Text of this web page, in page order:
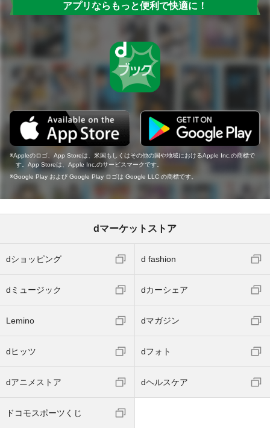
アプリならもっと便利で快適に！
Appleのロゴ、App Storeは、米国もしくはその他の国や地域におけるApple Inc.の商標で
す。App Storeは、Apple Inc.のサービスマークです。
Google Play および Google Play ロゴは Google LLC の商標です。
dマーケットストア
dショッピング d fashion
dミュージック dカーシェア
Lemino dマガジン
dヒッツ dフォト
dアニメストア dヘルスケア
ドコモスポーツくじ